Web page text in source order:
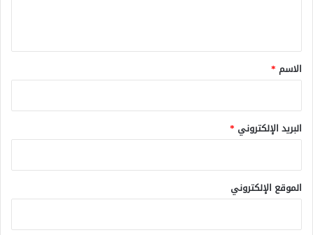
*
الاسم *
البريد الإلكتروني *
الموقع الإلكتروني